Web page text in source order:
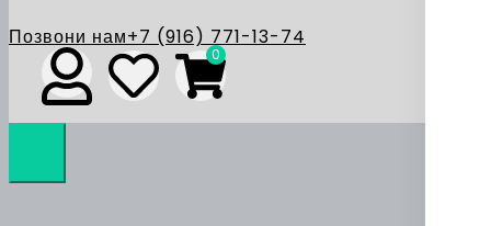
Позвони нам+7 (916) 771-13-74
0